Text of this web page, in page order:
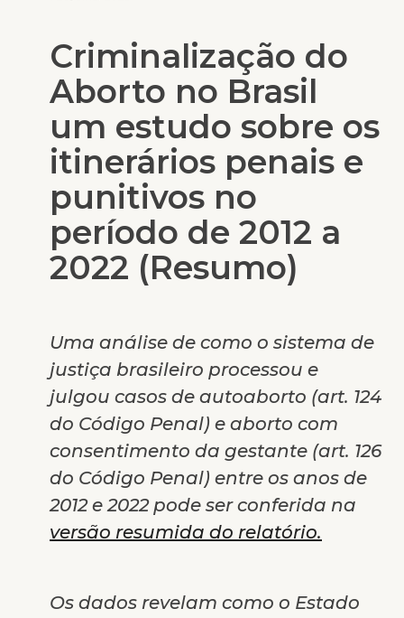
Criminalização do
Aborto no Brasil
um estudo sobre os
itinerários penais e
punitivos no
período de 2012 a
2022 (Resumo)
Uma análise de como o sistema de
justiça brasileiro processou e
julgou casos de autoaborto (art. 124
do Código Penal) e aborto com
consentimento da gestante (art. 126
do Código Penal) entre os anos de
2012 e 2022 pode ser conferida na
versão resumida do relatório.
Os dados revelam como o Estado